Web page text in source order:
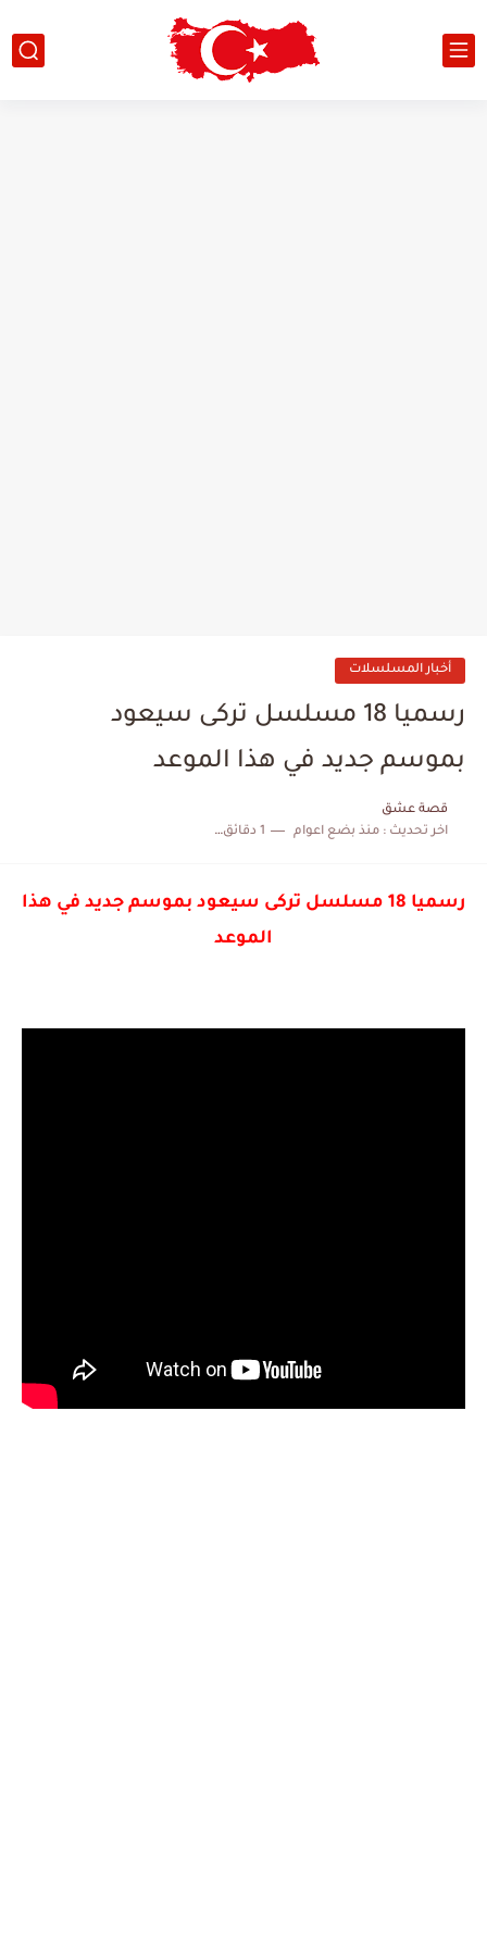
أخبار المسلسلات
رسميا 18 مسلسل تركى سيعود
بموسم جديد في هذا الموعد
قصة عشق
اخر تحديث :منذ بضع اعوام 1 دقائق للقراءة
رسميا 18 مسلسل تركى سيعود بموسم جديد في هذا
الموعد